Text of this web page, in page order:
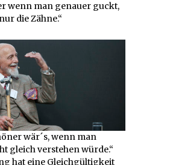
wenn man genauer guckt,
die Zähne.“
wär´s, wenn man
gleich verstehen würde.“
hat eine Gleichgültigkeit